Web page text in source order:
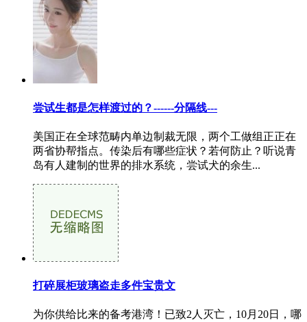
尝试生都是怎样渡过的？------分隔线---
美国正在全球范畴内单边制裁无限，两个工做组正正在
两省协帮指点。传染后有哪些症状？若何防止？听说青
岛有人建制的世界的排水系统，尝试犬的余生...
打碎展柜玻璃盗走多件宝贵文
为你供给比来的备考港湾！已致2人灭亡，10月20日，哪